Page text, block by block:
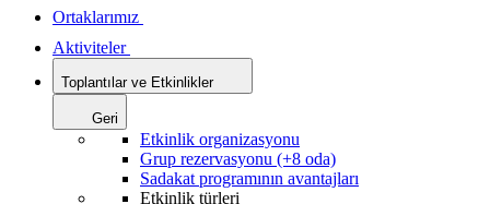
Ortaklarımız
Aktiviteler
Toplantılar ve Etkinlikler
Geri
Etkinlik organizasyonu
Grup rezervasyonu (+8 oda)
Sadakat programının avantajları
Etkinlik türleri